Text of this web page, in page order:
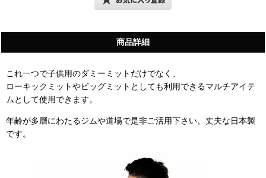
商品詳細
これ一つで子供用のダミーミットだけでなく、
ローキックミットやビッグミットとしても利用できるマルチアイテ
ムとして使用できます。
年齢が多層にわたるジムや道場で是非ご活用下さい。丈夫な日本製
です。